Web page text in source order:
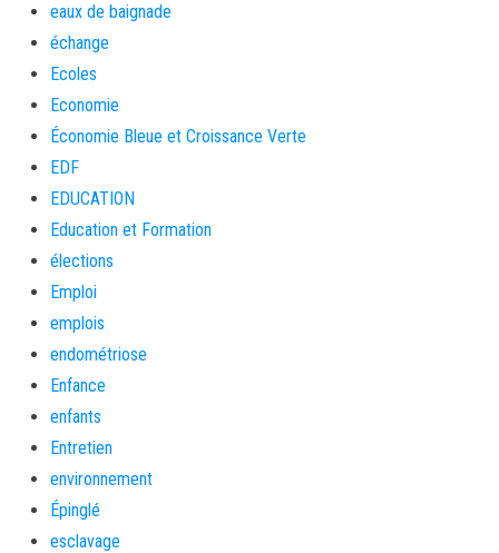
eaux de baignade
échange
Ecoles
Economie
Économie Bleue et Croissance Verte
EDF
EDUCATION
Education et Formation
élections
Emploi
emplois
endométriose
Enfance
enfants
Entretien
environnement
Épinglé
esclavage